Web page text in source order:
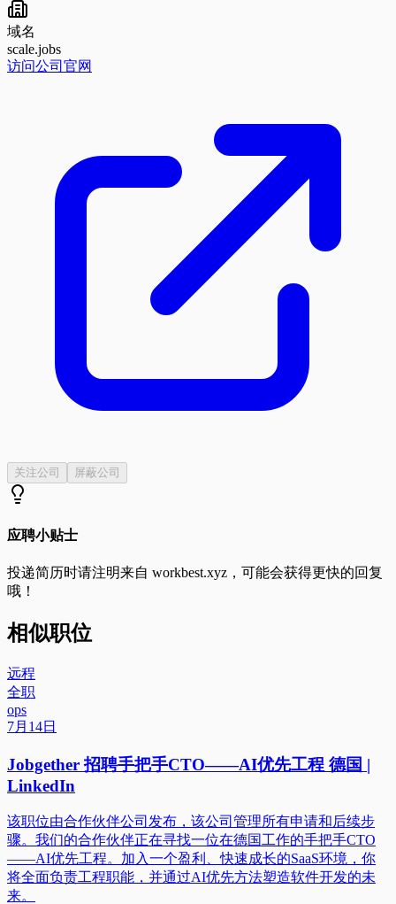
域名
scale.jobs
访问公司官网
关注公司 屏蔽公司
应聘小贴士
投递简历时请注明来自 workbest.xyz ，可能会获得更快的回复
哦！
相似职位
远程
全职
ops
7月14日
Jobgether 招聘手把手CTO——AI优先工程 德国 |
LinkedIn
该职位由合作伙伴公司发布，该公司管理所有申请和后续步
骤。我们的合作伙伴正在寻找一位在德国工作的手把手CTO
——AI优先工程。加入一个盈利、快速成长的SaaS环境，你
将全面负责工程职能，并通过AI优先方法塑造软件开发的未
来。